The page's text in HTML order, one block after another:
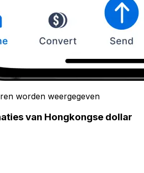
worden weergegeven
van Hongkongse dollar